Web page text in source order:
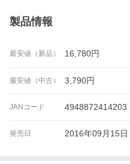
製品情報
最安値（新品） 16,780円
最安値（中古） 3,790円
JANコード 4948872414203
発売日 2016年09月15日